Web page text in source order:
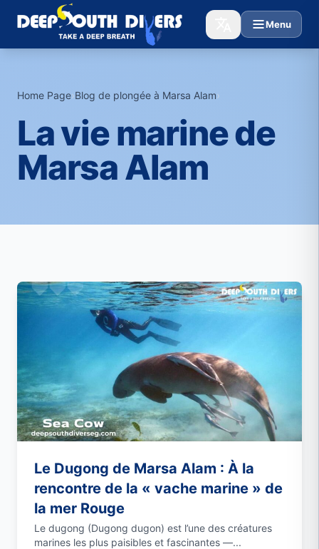
Menu
Home Page›Blog de plongée à Marsa Alam›
La vie marine de
Marsa Alam
Le Dugong de Marsa Alam : À la
rencontre de la « vache marine » de
la mer Rouge
Le dugong (Dugong dugon) est l’une des créatures
marines les plus paisibles et fascinantes —...